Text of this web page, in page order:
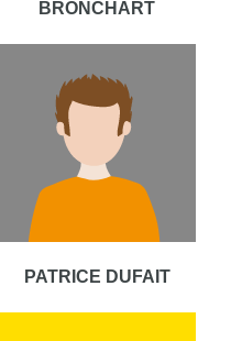
BRONCHART
PATRICE DUFAIT